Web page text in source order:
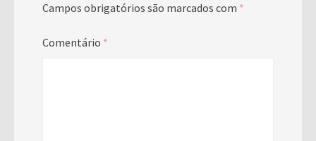
Campos obrigatórios são marcados com *
Comentário *